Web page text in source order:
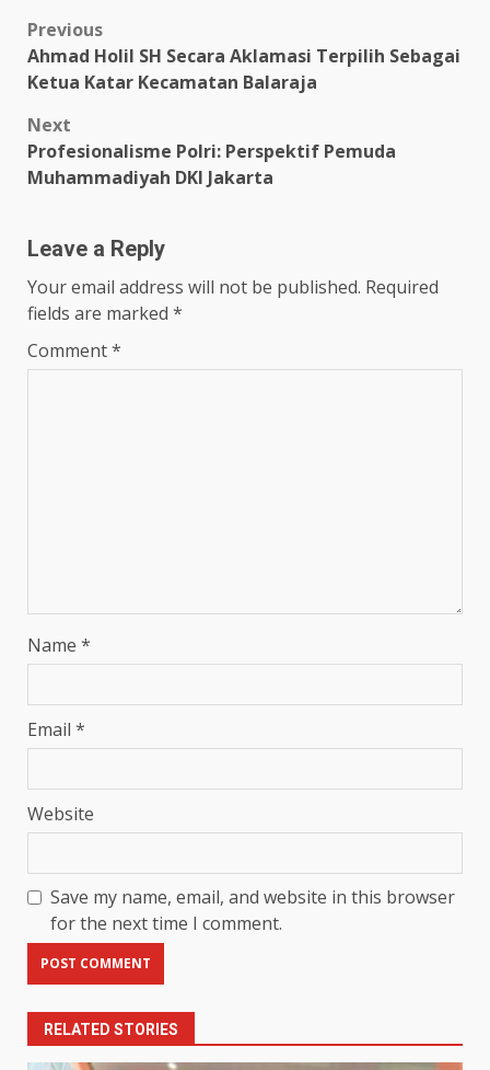
Post
navigation
Previous
Ahmad Holil SH Secara Aklamasi Terpilih Sebagai
Ketua Katar Kecamatan Balaraja
Next
Profesionalisme Polri: Perspektif Pemuda
Muhammadiyah DKI Jakarta
Leave a Reply
Your email address will not be published. Required
fields are marked *
Comment*
Name *
Email *
Website
Save my name, email, and website in this browser
for the next time I comment.
RELATED STORIES